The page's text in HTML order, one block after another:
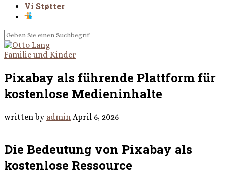
Vi Støtter
Familie und Kinder
Pixabay als führende Plattform für
kostenlose Medieninhalte
written by admin April 6, 2026
Die Bedeutung von Pixabay als
kostenlose Ressource